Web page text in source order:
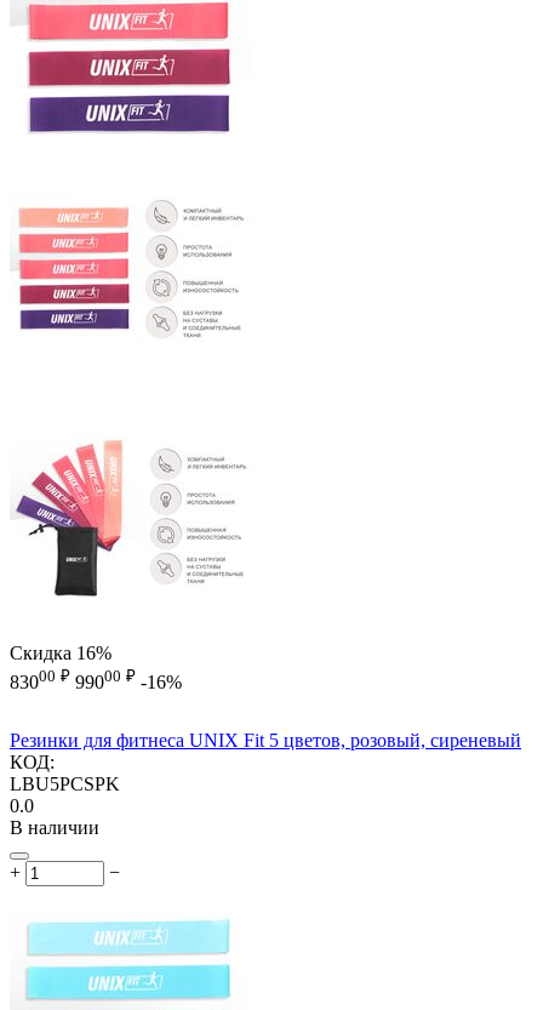
Скидка 16%
83000 ₽ 99000 ₽ -16%
Резинки для фитнеса UNIX Fit 5 цветов, розовый, сиреневый
КОД:
LBU5PCSPK
0.0
В наличии
+ −